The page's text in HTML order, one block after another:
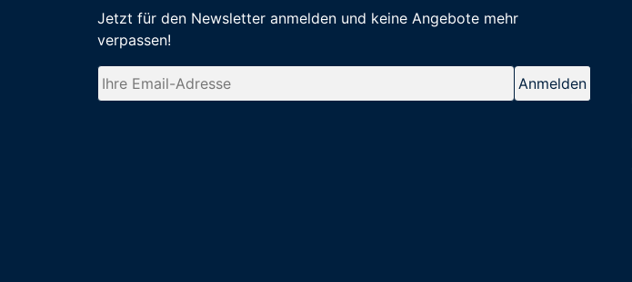
Jetzt für den Newsletter anmelden und keine Angebote mehr
verpassen!